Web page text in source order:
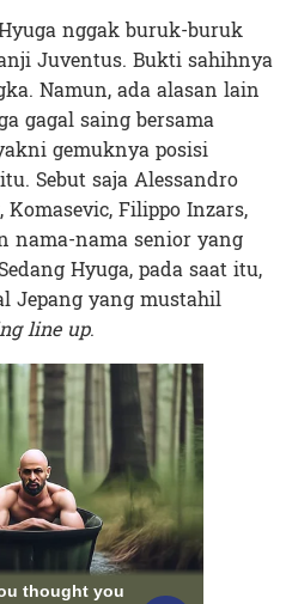
nggak buruk-buruk
Juventus. Bukti sahihnya
Namun, ada alasan lain
gagal saing bersama
gemuknya posisi
Sebut saja Alessandro
Komasevic, Filippo Inzars,
nama-nama senior yang
Hyuga, pada saat itu,
Jepang yang mustahil
line up.